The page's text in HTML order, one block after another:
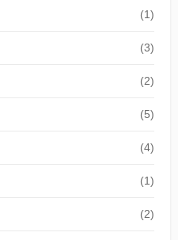
(1)
(3)
(2)
(5)
(4)
(1)
(2)